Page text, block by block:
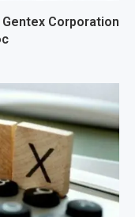
Corporation